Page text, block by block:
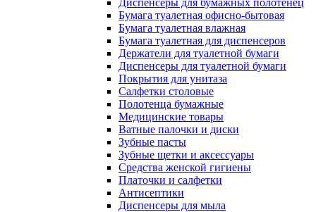
Диспенсеры для бумажных полотенец
Бумага туалетная офисно-бытовая
Бумага туалетная влажная
Бумага туалетная для диспенсеров
Держатели для туалетной бумаги
Диспенсеры для туалетной бумаги
Покрытия для унитаза
Салфетки столовые
Полотенца бумажные
Медицинские товары
Ватные палочки и диски
Зубные пасты
Зубные щетки и аксессуары
Средства женской гигиены
Платочки и салфетки
Антисептики
Диспенсеры для мыла